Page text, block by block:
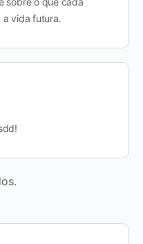
a vida futura.